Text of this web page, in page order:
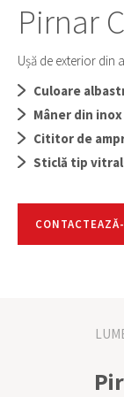
Pirnar
Ușă de exterior din
Culoare
Mâner din inox
Cititor de
Sticlă tip